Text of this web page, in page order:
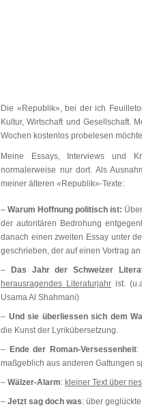
Die «Republik», bei der ich
Kultur, Wirtschaft und Gesellschaft.
Wochen kostenlos probelesen
Meine Essays, Interviews und
normalerweise nur dort. Als
meiner älteren «Republik»-Texte:
– Warum Hoffnung politisch ist:
der autoritären Bedrohung
danach einen zweiten Essay unter
geschrieben, der auf einen Vortrag
–
Das Jahr der Schweizer
herausragendes Literaturjahrist.
Usama Al Shahmani)
– Und sie überliessen sich dem
die Kunst der Lyrikübersetzung.
– Ende der Roman-Versessenheit:
maßgeblich aus anderen Gattungen
– Wälzer-Alarm: kleiner Text über
– Jetzt sag doch was: über